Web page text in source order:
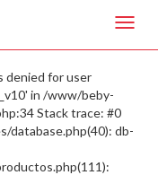
denied for user
in /www/beby-
Stack trace: #0
database.php(40): db-